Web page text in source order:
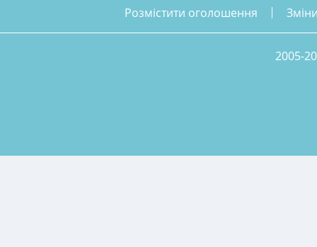
розмістити оголошення
2005-